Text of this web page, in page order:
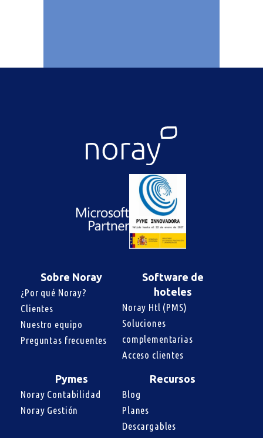
Sobre Noray
¿Por qué Noray?
Clientes
Nuestro equipo
Preguntas frecuentes
Software de
hoteles
Noray Htl (PMS)
Soluciones
complementarias
Acceso clientes
Pymes
Noray Contabilidad
Noray Gestión
Recursos
Blog
Planes
Descargables